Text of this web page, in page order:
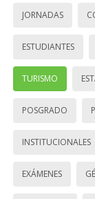
JORNADAS
ESTUDIANTES
TURISMO
POSGRADO
INSTITUCIONALES
EXÁMENES